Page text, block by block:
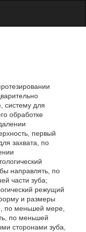
систему для
обработке
первый
захвата, по
направлять, по
части зуба;
режущий
и размеры
по меньшей мере,
по меньшей
сторонами зуба,